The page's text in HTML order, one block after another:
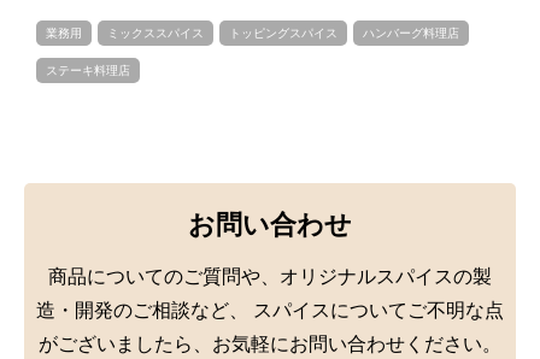
業務用 ミックススパイス トッピングスパイス ハンバーグ料理店
ステーキ料理店
お問い合わせ
商品についてのご質問や、オリジナルスパイスの製
造・開発のご相談など、
スパイスについてご不明な点
がございましたら、お気軽にお問い合わせください。